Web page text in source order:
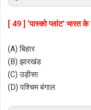
[ 49 ] ‘पास्को प्लांट’ भारत
(A) बिहार
(B) झारखंड
(C) उड़ीसा
(D) पश्चिम बंगाल